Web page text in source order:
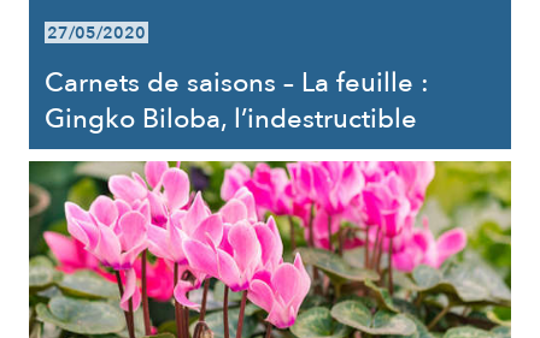
27/05/2020
Carnets de saisons – La feuille :
Gingko Biloba, l’indestructible